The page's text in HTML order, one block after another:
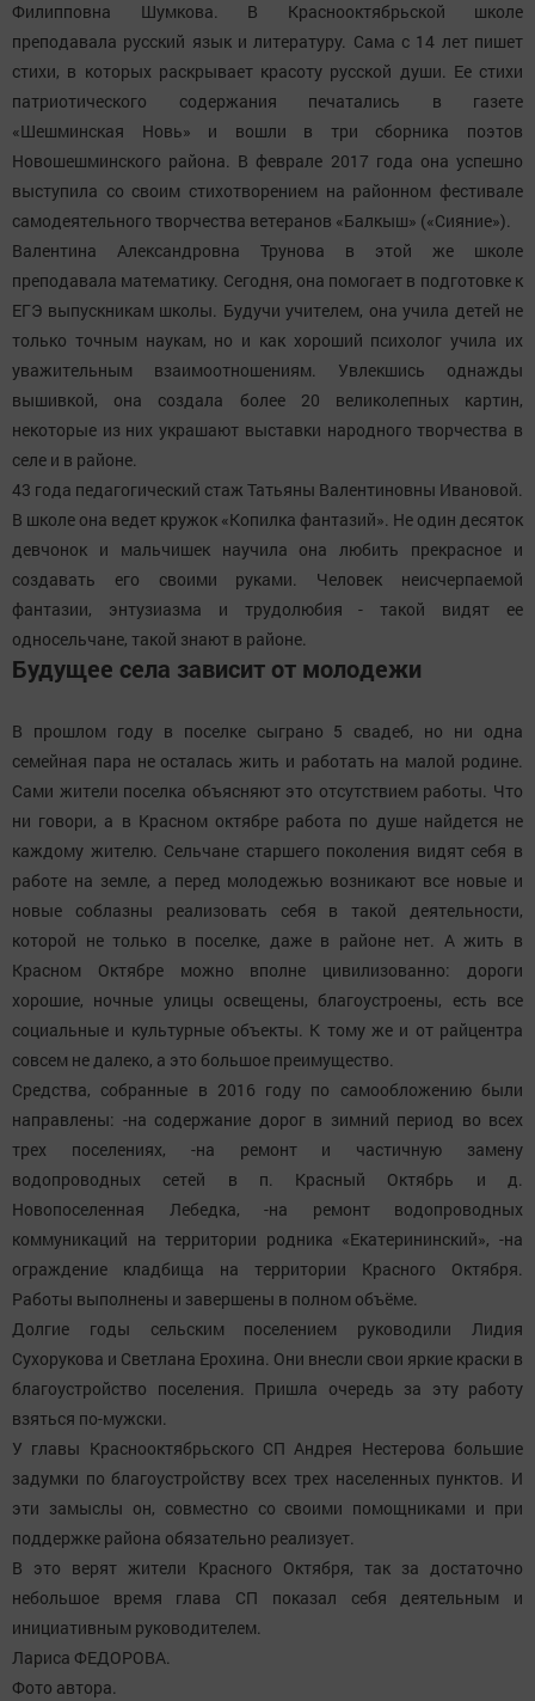
Филипповна Шумкова. В Краснооктябрьской школе
преподавала русский язык и литературу. Сама с 14 лет пишет
стихи, в которых раскрывает красоту русской души. Ее стихи
патриотического содержания печатались в газете
«Шешминская Новь» и вошли в три сборника поэтов
Новошешминского района. В феврале 2017 года она успешно
выступила со своим стихотворением на районном фестивале
самодеятельного творчества ветеранов «Балкыш» («Сияние»).
Валентина Александровна Трунова в этой же школе
преподавала математику. Сегодня, она помогает в подготовке к
ЕГЭ выпускникам школы. Будучи учителем, она учила детей не
только точным наукам, но и как хороший психолог учила их
уважительным взаимоотношениям. Увлекшись однажды
вышивкой, она создала более 20 великолепных картин,
некоторые из них украшают выставки народного творчества в
селе и в районе.
43 года педагогический стаж Татьяны Валентиновны Ивановой.
В школе она ведет кружок «Копилка фантазий». Не один десяток
девчонок и мальчишек научила она любить прекрасное и
создавать его своими руками. Человек неисчерпаемой
фантазии, энтузиазма и трудолюбия - такой видят ее
односельчане, такой знают в районе.
Будущее села зависит от молодежи
В прошлом году в поселке сыграно 5 свадеб, но ни одна
семейная пара не осталась жить и работать на малой родине.
Сами жители поселка объясняют это отсутствием работы. Что
ни говори, а в Красном октябре работа по душе найдется не
каждому жителю. Сельчане старшего поколения видят себя в
работе на земле, а перед молодежью возникают все новые и
новые соблазны реализовать себя в такой деятельности,
которой не только в поселке, даже в районе нет. А жить в
Красном Октябре можно вполне цивилизованно: дороги
хорошие, ночные улицы освещены, благоустроены, есть все
социальные и культурные объекты. К тому же и от райцентра
совсем не далеко, а это большое преимущество.
Средства, собранные в 2016 году по самообложению были
направлены: -на содержание дорог в зимний период во всех
трех поселениях, -на ремонт и частичную замену
водопроводных сетей в п. Красный Октябрь и д.
Новопоселенная Лебедка, -на ремонт водопроводных
коммуникаций на территории родника «Екатерининский», -на
ограждение кладбища на территории Красного Октября.
Работы выполнены и завершены в полном объёме.
Долгие годы сельским поселением руководили Лидия
Сухорукова и Светлана Ерохина. Они внесли свои яркие краски в
благоустройство поселения. Пришла очередь за эту работу
взяться по-мужски.
У главы Краснооктябрьского СП Андрея Нестерова большие
задумки по благоустройству всех трех населенных пунктов. И
эти замыслы он, совместно со своими помощниками и при
поддержке района обязательно реализует.
В это верят жители Красного Октября, так за достаточно
небольшое время глава СП показал себя деятельным и
инициативным руководителем.
Лариса ФЕДОРОВА.
Фото автора.